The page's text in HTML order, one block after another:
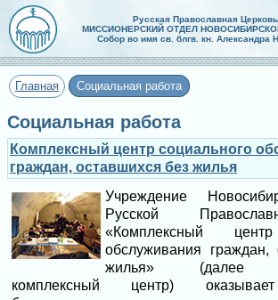
Русская Православная Церковь
МИССИОНЕРСКИЙ ОТДЕЛ
Собор во имя св. блгв. кн. Александра
Главная Социальная работа
Социальная работа
Комплексный центр социального
граждан, оставшихся без жилья
Учреждение
Русской
«Комплексный
обслуживания граждан,
жилья» (далее
комплексный центр)